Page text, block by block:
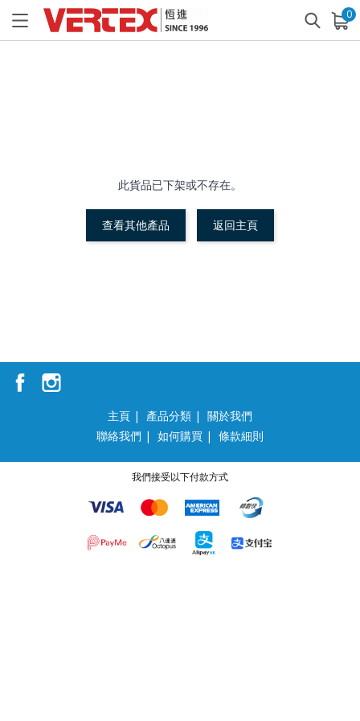
0
已加入購物車 查看
此貨品已下架或不存在。
查看其他產品 返回主頁
主頁 | 產品分類 | 關於我們
聯絡我們 | 如何購買 | 條款細則
我們接受以下付款方式